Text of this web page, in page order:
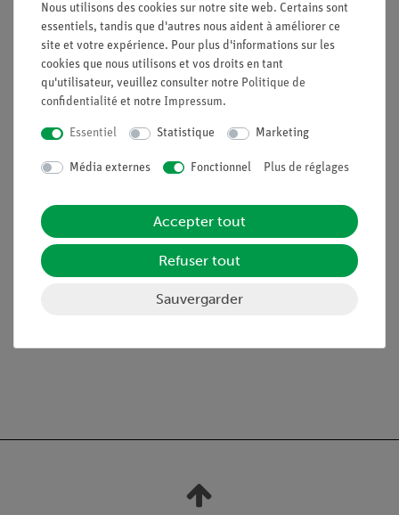
seringues
00
Buse pour filetage de
verre
43903-
01
1
Poids de commerce 1 kg
70
Poids de commerce 500
44096-
1
Poids de commerce 200
20
02014-
Nous utilisons des cookies sur notre site web. Certains sont
essentiels, tandis que d'autres nous aident à améliorer ce
site et votre expérience. Pour plus d'informations sur les
cookies que nous utilisons et vos droits en tant
qu'utilisateur, veuillez consulter notre Politique de
confidentialité et notre Impressum.
Essentiel Statistique Marketing
Média externes Fonctionnel Plus de réglages
Accepter tout
Refuser tout
Sauvergarder